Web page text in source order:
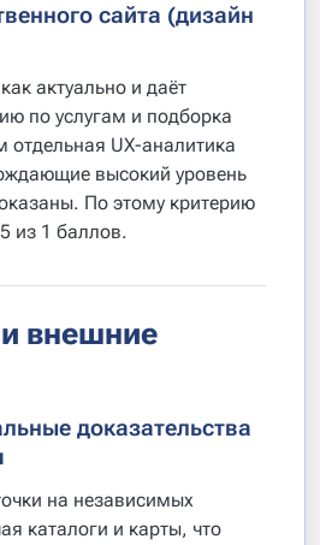
сайта (дизайн
актуально и даёт
по услугам и подборка
отдельная UX-аналитика
высокий уровень
По этому критерию
из 1 баллов.
внешние
доказательства
на независимых
каталоги и карты, что